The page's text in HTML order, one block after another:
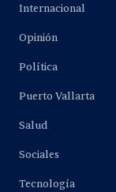
Internacional
Opinión
Política
Puerto Vallarta
Salud
Sociales
Tecnología